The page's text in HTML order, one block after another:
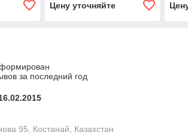
Цену уточняйте
за последний год
95, Костанай, Казахстан